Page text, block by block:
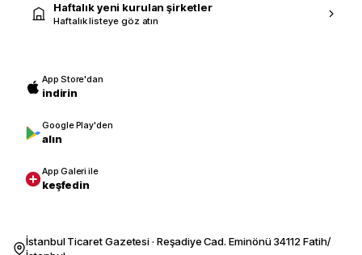
Haftalık yeni kurulan şirketler
Haftalık listeye göz atın
App Store'dan
indirin
Google Play'den
alın
App Galeri ile
keşfedin
İstanbul Ticaret Gazetesi · Reşadiye Cad. Eminönü 34112 Fatih/